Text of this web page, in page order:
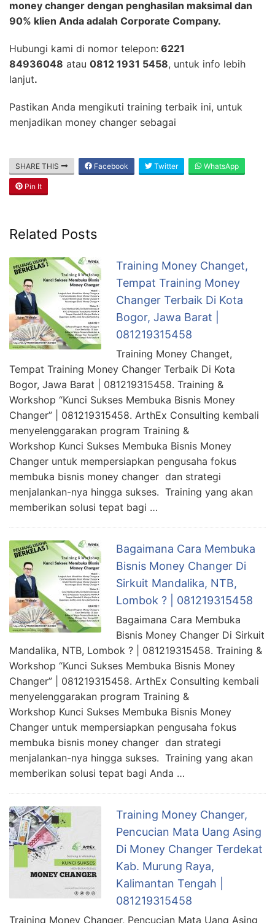
money changer dengan penghasilan maksimal dan
90% klien Anda adalah Corporate Company.
Hubungi kami di nomor telepon: 6221
84936048 atau 0812 1931 5458, untuk info lebih
lanjut.
Pastikan Anda mengikuti training terbaik ini, untuk
menjadikan money changer sebagai
SHARE THIS Facebook Twitter WhatsApp
Pin It
Related Posts
Training Money Changet,
Tempat Training Money
Changer Terbaik Di Kota
Bogor, Jawa Barat |
081219315458
Training Money Changet,
Tempat Training Money Changer Terbaik Di Kota
Bogor, Jawa Barat | 081219315458. Training &
Workshop “Kunci Sukses Membuka Bisnis Money
Changer” | 081219315458. ArthEx Consulting kembali
menyelenggarakan program Training &
Workshop Kunci Sukses Membuka Bisnis Money
Changer untuk mempersiapkan pengusaha fokus
membuka bisnis money changer dan strategi
menjalankan-nya hingga sukses. Training yang akan
memberikan solusi tepat bagi …
Bagaimana Cara Membuka
Bisnis Money Changer Di
Sirkuit Mandalika, NTB,
Lombok ? | 081219315458
Bagaimana Cara Membuka
Bisnis Money Changer Di Sirkuit
Mandalika, NTB, Lombok ? | 081219315458. Training &
Workshop “Kunci Sukses Membuka Bisnis Money
Changer” | 081219315458. ArthEx Consulting kembali
menyelenggarakan program Training &
Workshop Kunci Sukses Membuka Bisnis Money
Changer untuk mempersiapkan pengusaha fokus
membuka bisnis money changer dan strategi
menjalankan-nya hingga sukses. Training yang akan
memberikan solusi tepat bagi Anda …
Training Money Changer,
Pencucian Mata Uang Asing
Di Money Changer Terdekat
Kab. Murung Raya,
Kalimantan Tengah |
081219315458
Training Money Changer, Pencucian Mata Uang Asing